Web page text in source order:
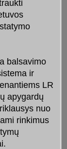
balsavimo
ir
LR
apygardų
nuo
rinkimus